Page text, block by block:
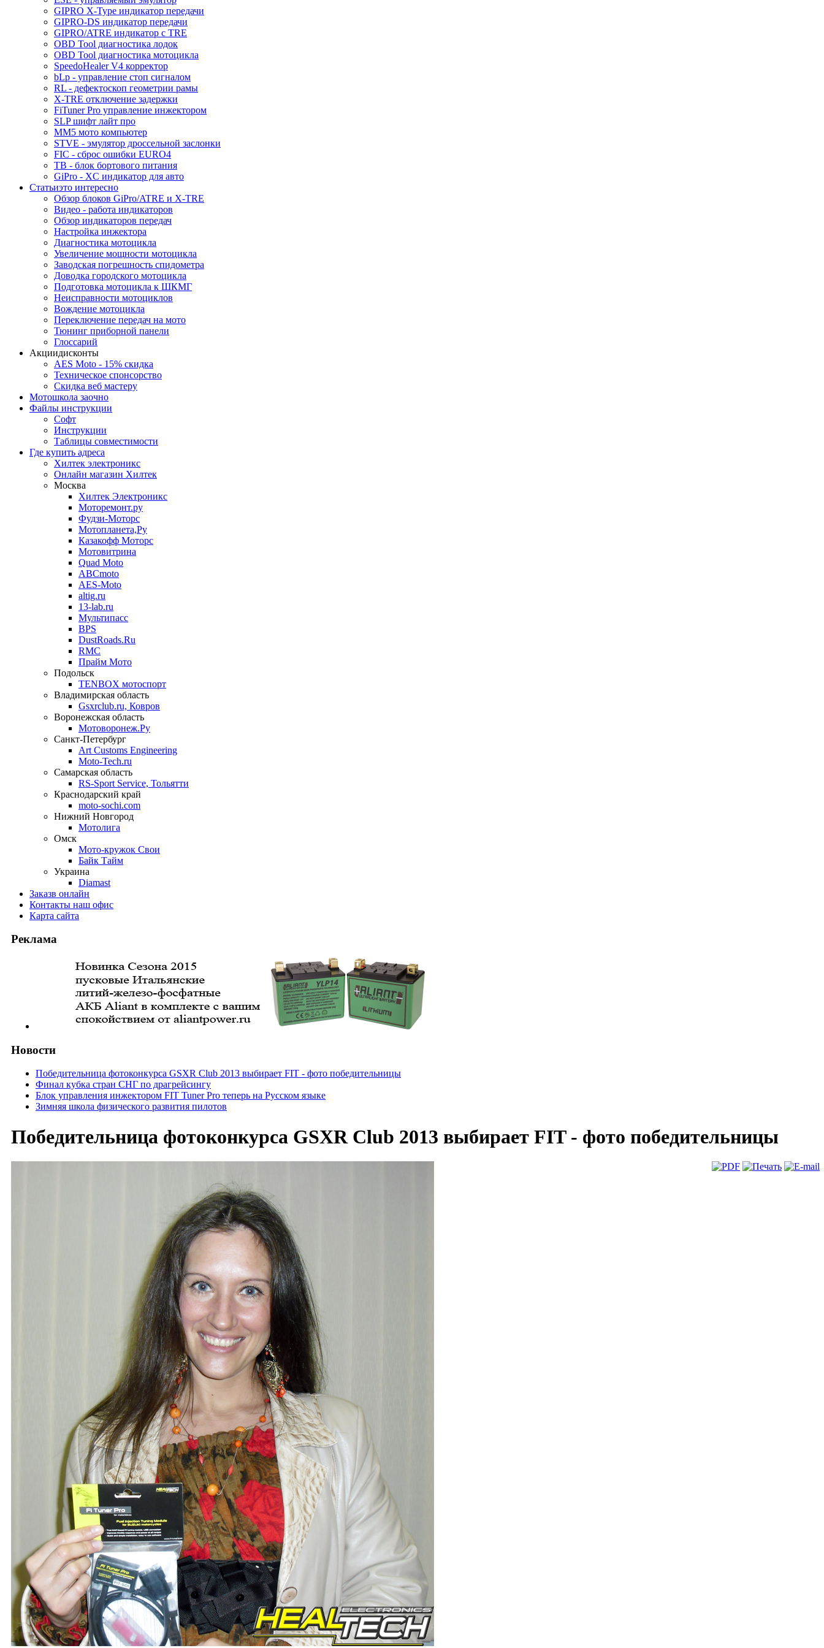
GIPRO X-Type индикатор передачи
GIPRO-DS индикатор передачи
GIPRO/ATRE индикатор с TRE
OBD Tool диагностика лодок
OBD Tool диагностика мотоцикла
SpeedoHealer V4 корректор
bLp - управление стоп сигналом
RL - дефектоскоп геометрии рамы
X-TRE отключение задержки
FiTuner Pro управление инжектором
SLP шифт лайт про
MM5 мото компьютер
STVE - эмулятор дроссельной заслонки
FIC - сброс ошибки EURO4
TB - блок бортового питания
GiPro - XC индикатор для авто
Статьиэто интересно
Обзор блоков GiPro/ATRE и X-TRE
Видео - работа индикаторов
Обзор индикаторов передач
Настройка инжектора
Диагноcтика мотоцикла
Увеличение мощности мотоцикла
Заводская погрешность спидометра
Доводка городского мотоцикла
Подготовка мотоцикла к ШКМГ
Неисправности мотоциклов
Вождение мотоцикла
Переключение передач на мото
Тюнинг приборной панели
Глоссарий
Акциидисконты
AES Moto - 15% скидка
Техническое спонсорство
Скидка веб мастеру
Мотошкола заочно
Файлы инструкции
Софт
Инструкции
Таблицы совместимости
Где купить адреса
Хилтек электроникс
Онлайн магазин Хилтек
Москва
Хилтек Электроникс
Моторемонт.ру
Фудзи-Моторс
Мотопланета,Ру
Казакофф Моторс
Мотовитрина
Quad Moto
ABCmoto
AES-Moto
altig.ru
13-lab.ru
Мультипасс
BPS
DustRoads.Ru
RMC
Прайм Мото
Подольск
TENBOX мотоспорт
Владимирская область
Gsxrclub.ru, Ковров
Воронежская область
Мотоворонеж.Ру
Санкт-Петербург
Art Customs Engineering
Moto-Tech.ru
Самарская область
RS-Sport Service, Тольятти
Краснодарский край
moto-sochi.com
Нижний Новгород
Мотолига
Омск
Мото-кружок Свои
Байк Тайм
Украина
Diamast
Заказв онлайн
Контакты наш офис
Карта сайта
Реклама
Новости
Победительница фотоконкурса GSXR Club 2013 выбирает FIT - фото победительницы
Финал кубка стран СНГ по драгрейсингу
Блок управления инжектором FIT Tuner Pro теперь на Русском языке
Зимняя школа физического развития пилотов
Победительница фотоконкурса GSXR Club 2013 выбирает FIT - фото победительницы